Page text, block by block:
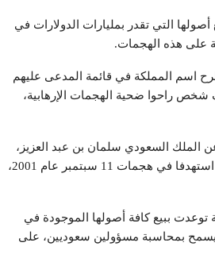
ببيع أصولها التي تقدر بمليارات الدولارات في
على هذه الهجمات.
إذا أعيد طرح اسم المملكة في قائمة المدعى عليهم
هجمات 11 سبتمبر، في القضية المرفوعة من ذوي نحو 3 آلاف شخص راحوا ضحية الهجمات الإرهابية،
الملك السعودي سلمان بن عبد العزيز،
وعلى خلفيتها البرجان التوأمان لمركز التجارة العالمي في مانهاتن، اللذان استهدفا في هجمات 11 سبتمبر عام 2001،
توعدت ببيع كافة أصولها الموجودة في
يسمح بمحاسبة مسؤولين سعوديين، على